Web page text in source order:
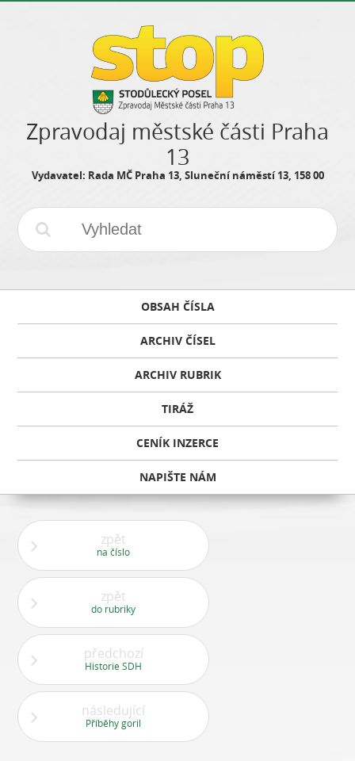
Zpravodaj městské části Praha
13
Vydavatel: Rada MČ Praha 13, Sluneční náměstí 13, 158 00
OBSAH ČÍSLA
ARCHIV ČÍSEL
ARCHIV RUBRIK
TIRÁŽ
CENÍK INZERCE
NAPIŠTE NÁM
zpět
na číslo
zpět
do rubriky
předchozí
Historie SDH
následující
Příběhy goril